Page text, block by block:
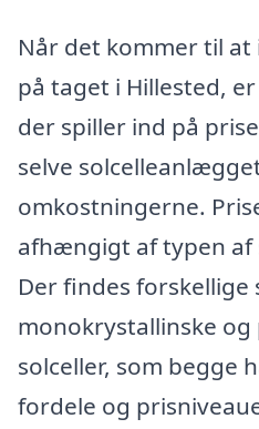
Når det kommer til
på taget i Hillested,
der spiller ind på
selve
omkostningerne.
afhængigt af typen af
Der findes forskellige
monokrystallinske
solceller, som begge
fordele og